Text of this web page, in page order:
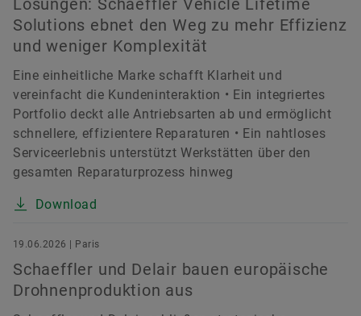
Lösungen: Schaeffler Vehicle Lifetime
Solutions ebnet den Weg zu mehr Effizienz
und weniger Komplexität
Eine einheitliche Marke schafft Klarheit und
vereinfacht die Kundeninteraktion • Ein integriertes
Portfolio deckt alle Antriebsarten ab und ermöglicht
schnellere, effizientere Reparaturen • Ein nahtloses
Serviceerlebnis unterstützt Werkstätten über den
gesamten Reparaturprozess hinweg
Download
19.06.2026 | Paris
Schaeffler und Delair bauen europäische
Drohnenproduktion aus